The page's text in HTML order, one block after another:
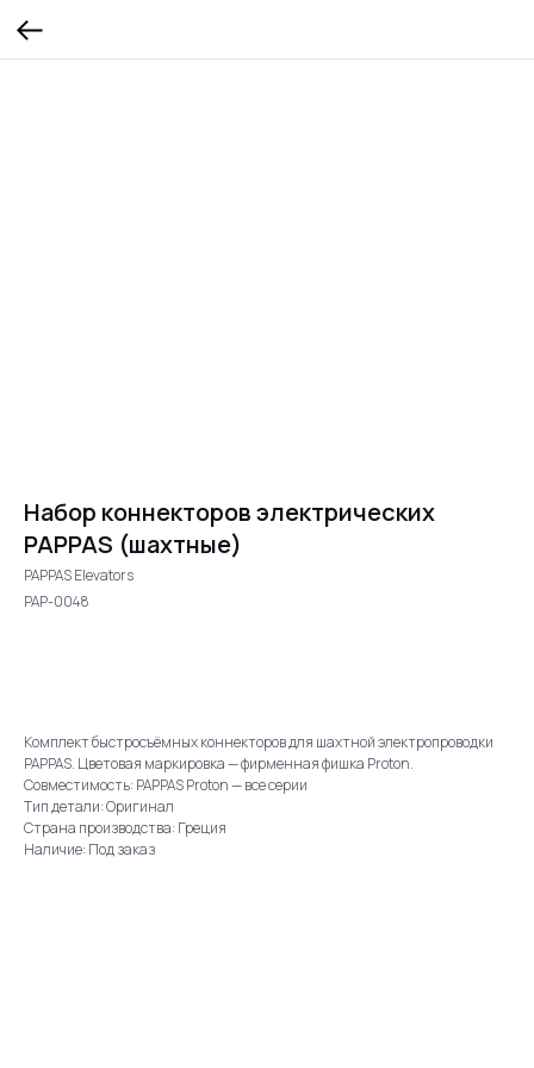
Набор коннекторов электрических
PAPPAS (шахтные)
PAPPAS Elevators
PAP-0048
Комплект быстросъёмных коннекторов для шахтной электропроводки
PAPPAS. Цветовая маркировка — фирменная фишка Proton.
Совместимость: PAPPAS Proton — все серии
Тип детали: Оригинал
Страна производства: Греция
Наличие: Под заказ